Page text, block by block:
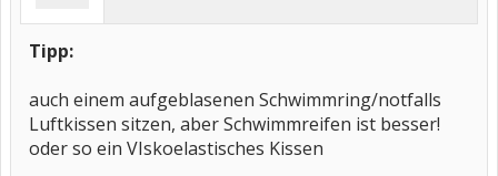
Tipp:
auch einem aufgeblasenen Schwimmring/notfalls
Luftkissen sitzen, aber Schwimmreifen ist besser!
oder so ein VIskoelastisches Kissen